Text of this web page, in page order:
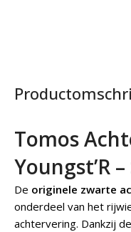
Tomos
Youngst’R
De originele zwarte
onderdeel van het
achtervering. Dankzij